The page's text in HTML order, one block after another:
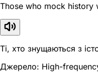
Those who mock history
Ті, хто знущаються з
Джерело: High-